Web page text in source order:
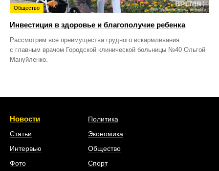
Общество
Инвестиция в здоровье и благополучие ребенка
Рассмотрим все преимущества грудного вскармливания
с главным врачом Городской клинической больницы №40 Ольгой
Мануйленко.
Новости
Статьи
Интервью
Фото
Политика
Экономика
Общество
Спорт